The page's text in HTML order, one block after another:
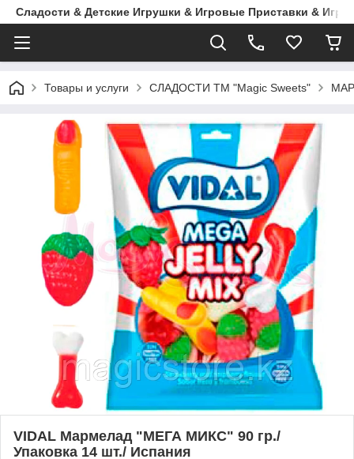
Сладости & Детские Игрушки & Игровые Приставки & Игры
Товары и услуги СЛАДОСТИ ТМ "Magic Sweets"
VIDAL Мармелад "МЕГА МИКС" 90 гр./
Упаковка 14 шт./ Испания